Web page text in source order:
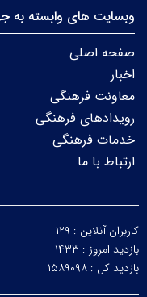
وبسایت های وابسته به
صفحه اصلی
اخبار
معاونت فرهنگی
رویدادهای فرهنگی
خدمات فرهنگی
ارتباط با ما
کاربران آنلاین : ۱۲۹
بازدید امروز : ۱۴۳۳
بازدید کل : ۱۵۸۹۰۹۸